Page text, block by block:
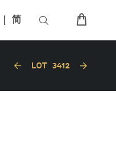
简
LOT 3412